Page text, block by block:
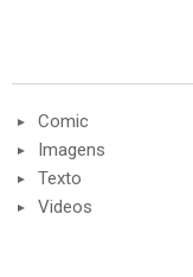
Comic
Imagens
Texto
Videos